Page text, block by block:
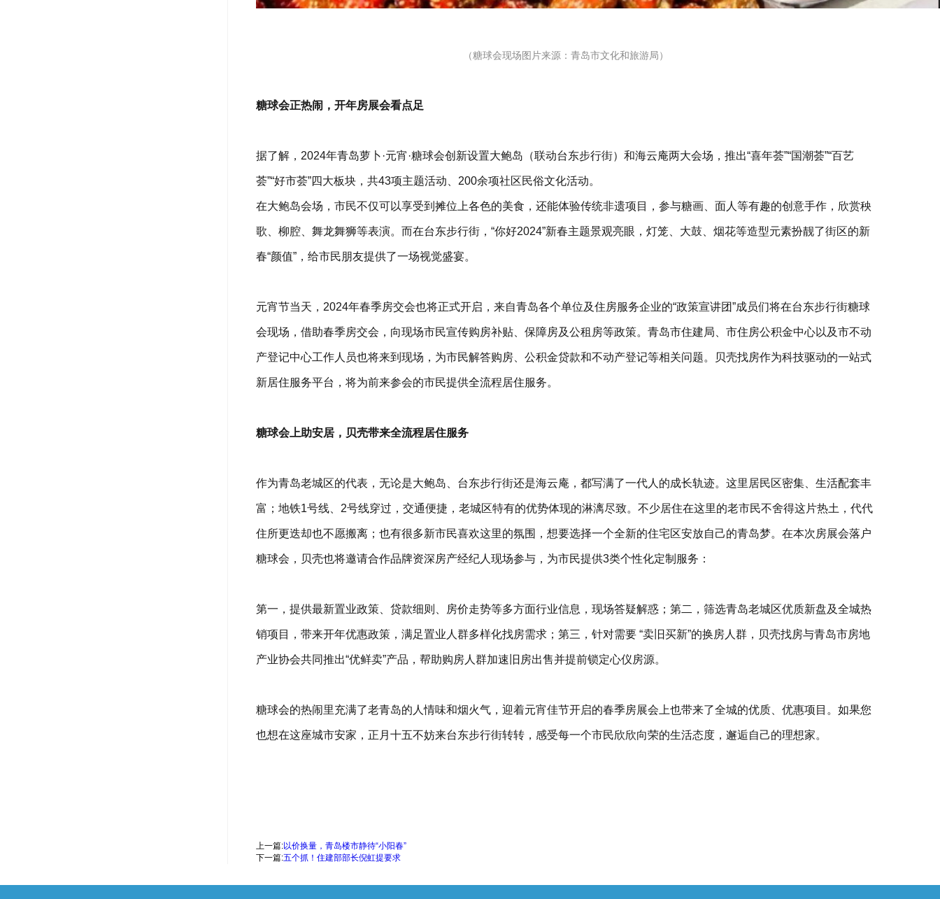
（糖球会现场图片来源：青岛市文化和旅游局）
糖球会正热闹，开年房展会看点足
据了解，2024年青岛萝卜·元宵·糖球会创新设置大鲍岛（联动台东步行街）和海云庵两大会场，推出“喜年荟”“国潮荟”“百艺
荟”“好市荟”四大板块，共43项主题活动、200余项社区民俗文化活动。
在大鲍岛会场，市民不仅可以享受到摊位上各色的美食，还能体验传统非遗项目，参与糖画、面人等有趣的创意手作，欣赏秧
歌、柳腔、舞龙舞狮等表演。而在台东步行街，“你好2024”新春主题景观亮眼，灯笼、大鼓、烟花等造型元素扮靓了街区的新
春“颜值”，给市民朋友提供了一场视觉盛宴。
元宵节当天，2024年春季房交会也将正式开启，来自青岛各个单位及住房服务企业的“政策宣讲团”成员们将在台东步行街糖球
会现场，借助春季房交会，向现场市民宣传购房补贴、保障房及公租房等政策。青岛市住建局、市住房公积金中心以及市不动
产登记中心工作人员也将来到现场，为市民解答购房、公积金贷款和不动产登记等相关问题。贝壳找房作为科技驱动的一站式
新居住服务平台，将为前来参会的市民提供全流程居住服务。
糖球会上助安居，贝壳带来全流程居住服务
作为青岛老城区的代表，无论是大鲍岛、台东步行街还是海云庵，都写满了一代人的成长轨迹。这里居民区密集、生活配套丰
富；地铁1号线、2号线穿过，交通便捷，老城区特有的优势体现的淋漓尽致。不少居住在这里的老市民不舍得这片热土，代代
住所更迭却也不愿搬离；也有很多新市民喜欢这里的氛围，想要选择一个全新的住宅区安放自己的青岛梦。在本次房展会落户
糖球会，贝壳也将邀请合作品牌资深房产经纪人现场参与，为市民提供3类个性化定制服务：
第一，提供最新置业政策、贷款细则、房价走势等多方面行业信息，现场答疑解惑；第二，筛选青岛老城区优质新盘及全城热
销项目，带来开年优惠政策，满足置业人群多样化找房需求；第三，针对需要 “卖旧买新”的换房人群，贝壳找房与青岛市房地
产业协会共同推出“优鲜卖”产品，帮助购房人群加速旧房出售并提前锁定心仪房源。
糖球会的热闹里充满了老青岛的人情味和烟火气，迎着元宵佳节开启的春季房展会上也带来了全城的优质、优惠项目。如果您
也想在这座城市安家，正月十五不妨来台东步行街转转，感受每一个市民欣欣向荣的生活态度，邂逅自己的理想家。
上一篇:以价换量，青岛楼市静待“小阳春”
下一篇:五个抓！住建部部长倪虹提要求